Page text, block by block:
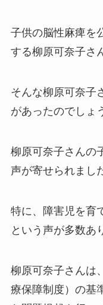
子供の脳性麻痺を
する柳原可奈子さ
そんな柳原可奈子
があったのでしょ
柳原可奈子さんの
声が寄せられまし
特に、障害児を育
という声が多数あ
柳原可奈子さんは
療保障制度）の基